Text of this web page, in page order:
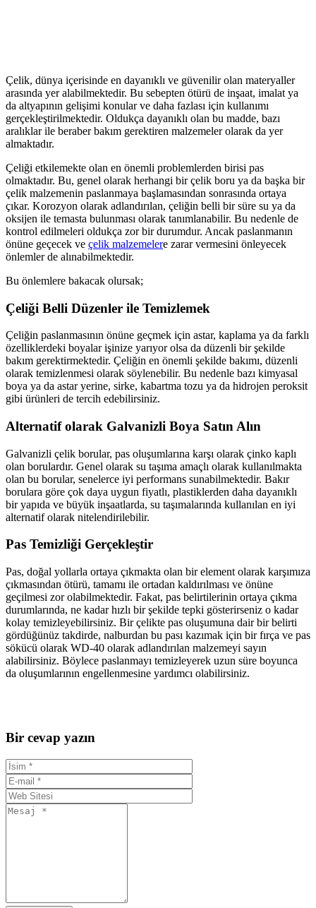
Çelik, dünya içerisinde en dayanıklı ve güvenilir olan materyaller
arasında yer alabilmektedir. Bu sebepten ötürü de inşaat, imalat ya
da altyapının gelişimi konular ve daha fazlası için kullanımı
gerçekleştirilmektedir. Oldukça dayanıklı olan bu madde, bazı
aralıklar ile beraber bakım gerektiren malzemeler olarak da yer
almaktadır.
Çeliği etkilemekte olan en önemli problemlerden birisi pas
olmaktadır. Bu, genel olarak herhangi bir çelik boru ya da başka bir
çelik malzemenin paslanmaya başlamasından sonrasında ortaya
çıkar. Korozyon olarak adlandırılan, çeliğin belli bir süre su ya da
oksijen ile temasta bulunması olarak tanımlanabilir. Bu nedenle de
kontrol edilmeleri oldukça zor bir durumdur. Ancak paslanmanın
önüne geçecek ve çelik malzemelere zarar vermesini önleyecek
önlemler de alınabilmektedir.
Bu önlemlere bakacak olursak;
Çeliği Belli Düzenler ile Temizlemek
Çeliğin paslanmasının önüne geçmek için astar, kaplama ya da farklı
özelliklerdeki boyalar işinize yarıyor olsa da düzenli bir şekilde
bakım gerektirmektedir. Çeliğin en önemli şekilde bakımı, düzenli
olarak temizlenmesi olarak söylenebilir. Bu nedenle bazı kimyasal
boya ya da astar yerine, sirke, kabartma tozu ya da hidrojen peroksit
gibi ürünleri de tercih edebilirsiniz.
Alternatif olarak Galvanizli Boya Satın Alın
Galvanizli çelik borular, pas oluşumlarına karşı olarak çinko kaplı
olan borulardır. Genel olarak su taşıma amaçlı olarak kullanılmakta
olan bu borular, senelerce iyi performans sunabilmektedir. Bakır
borulara göre çok daya uygun fiyatlı, plastiklerden daha dayanıklı
bir yapıda ve büyük inşaatlarda, su taşımalarında kullanılan en iyi
alternatif olarak nitelendirilebilir.
Pas Temizliği Gerçekleştir
Pas, doğal yollarla ortaya çıkmakta olan bir element olarak karşımıza
çıkmasından ötürü, tamamı ile ortadan kaldırılması ve önüne
geçilmesi zor olabilmektedir. Fakat, pas belirtilerinin ortaya çıkma
durumlarında, ne kadar hızlı bir şekilde tepki gösterirseniz o kadar
kolay temizleyebilirsiniz. Bir çelikte pas oluşumuna dair bir belirti
gördüğünüz takdirde, nalburdan bu pası kazımak için bir fırça ve pas
sökücü olarak WD-40 olarak adlandırılan malzemeyi sayın
alabilirsiniz. Böylece paslanmayı temizleyerek uzun süre boyunca
da oluşumlarının engellenmesine yardımcı olabilirsiniz.
Bir cevap yazın